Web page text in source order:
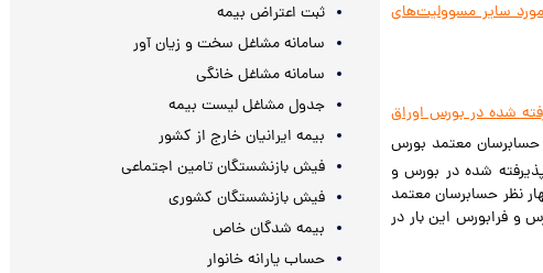
سایر مسوولیت‌های
شده در بورس اوراق
حسابرسان معتمد بورس
شده در بورس و
نظر حسابرسان معتمد
و فرابورس این بار در
ثبت اعتراض بیمه
سامانه مشاغل سخت و زیان آور
سامانه مشاغل خانگی
جدول مشاغل لیست بیمه
بیمه ایرانیان خارج از کشور
فیش بازنشستگان تامین اجتماعی
فیش بازنشستگان کشوری
بیمه شدگان خاص
حساب یارانه خانوار